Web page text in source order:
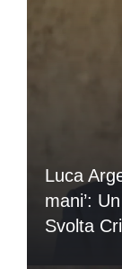
Luca
mani’:
Svolta